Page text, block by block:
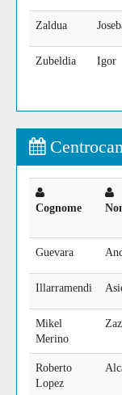
Zaldua
Zubeldia Igor
Cognome
Guevara
Illarramendi
Mikel
Merino
Roberto
Lopez